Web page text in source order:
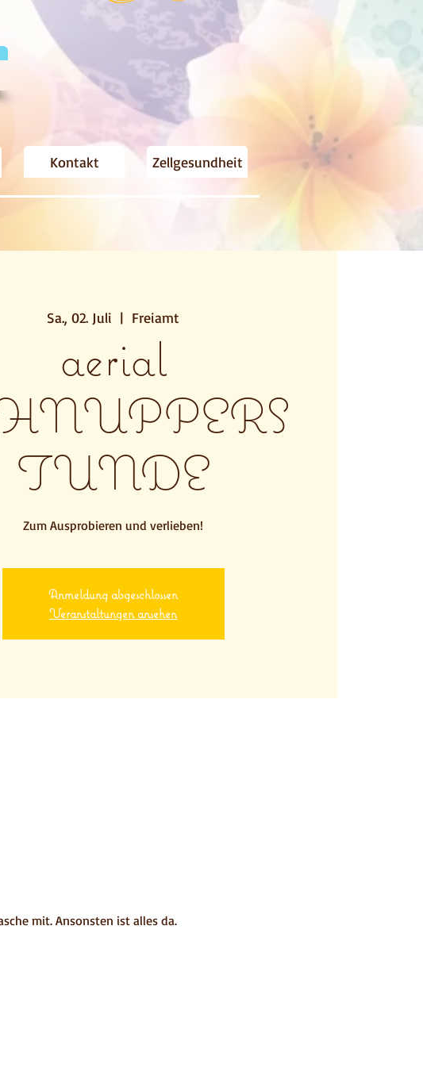
Kontakt Zellgesundheit
Sa., 02. Juli
  |
Freiamt
aerial
TUNDE
Zum Ausprobieren und verlieben!
Anmeldung abgeschlossen
Veranstaltungen ansehen
mit. Ansonsten ist alles da.